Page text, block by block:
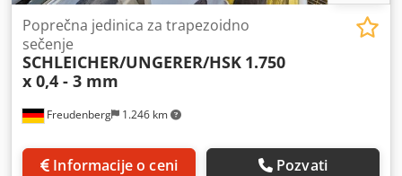
Freudenberg 1.246 km
Poprečna jedinica za trapezoidno
sečenje
SCHLEICHER/UNGERER/HSK 1.750
x 0,4 - 3 mm
Informacije o ceni Pozvati